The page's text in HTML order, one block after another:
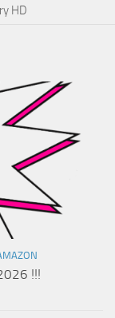
HD
!!!